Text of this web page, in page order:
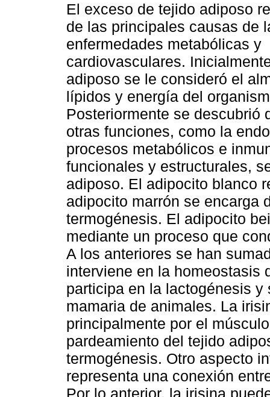
El exceso de tejido adiposo
de las principales causas de
enfermedades metabólicas y
cardiovasculares.
adiposo se le consideró el
lípidos y energía del
Posteriormente se descubrió
otras funciones, como la
procesos metabólicos e
funcionales y estructurales,
adiposo. El adipocito blanco
adipocito marrón se encarga
termogénesis. El adipocito
mediante un proceso que
A los anteriores se han
interviene en la homeostasis
participa en la lactogénesis
mamaria de animales. La
principalmente por el
pardeamiento del tejido
termogénesis. Otro aspecto
representa una conexión
Por lo anterior, la irisina